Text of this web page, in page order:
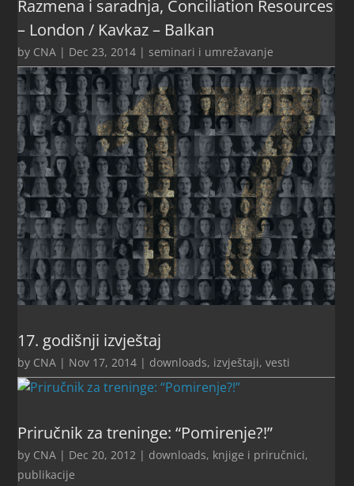
Razmena i saradnja, Conciliation Resources
– London / Kavkaz – Balkan
by CNA | Dec 23, 2014 | seminari i umrežavanje
17. godišnji izvještaj
by CNA | Nov 17, 2014 | downloads, izvještaji,vesti
Priručnik za treninge: “Pomirenje?!”
by CNA | Dec 20, 2012 | downloads, knjige i priručnici,
publikacije